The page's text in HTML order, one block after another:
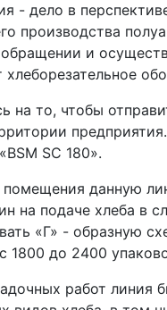
- дело в
производства
и
на то, чтобы
SC 180».
данную
на подаче хлеба в
«Г» - образную
1800 до 2400
работ